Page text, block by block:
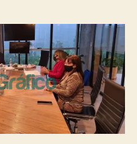
entrada